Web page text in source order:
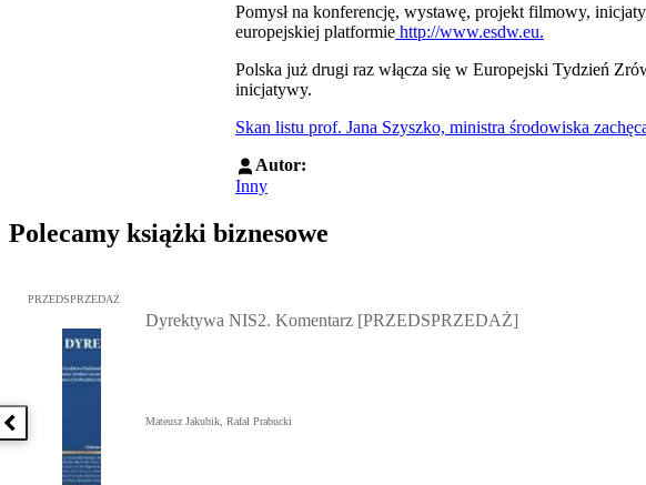
Pomysł na konferencję, wystawę, projekt filmowy,
europejskiej platformie http://www.esdw.eu.
Polska już drugi raz włącza się w Europejski Tydzień
inicjatywy.
Skan listu prof. Jana Szyszko, ministra środowiska
Autor:
Inny
Polecamy książki biznesowe
Poprzednia książka
Przejdź do: Dyrektywa NIS2. Komentarz [PRZEDSPRZEDAŻ], Mateusz Jakubik,
PRZEDSPRZEDAŻ
Dyrektywa NIS2. Komentarz [PRZEDSPRZEDAŻ]
Mateusz Jakubik, Rafał Prabucki